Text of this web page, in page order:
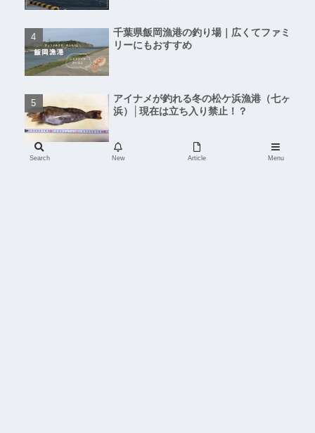
千葉県飯岡漁港の釣り場｜広くてファミ
リーにもおすすめ
アイナメが釣れる冬の松ケ浜漁港（七ヶ
浜）│現在は立ち入り禁止！？
Search New Article Menu